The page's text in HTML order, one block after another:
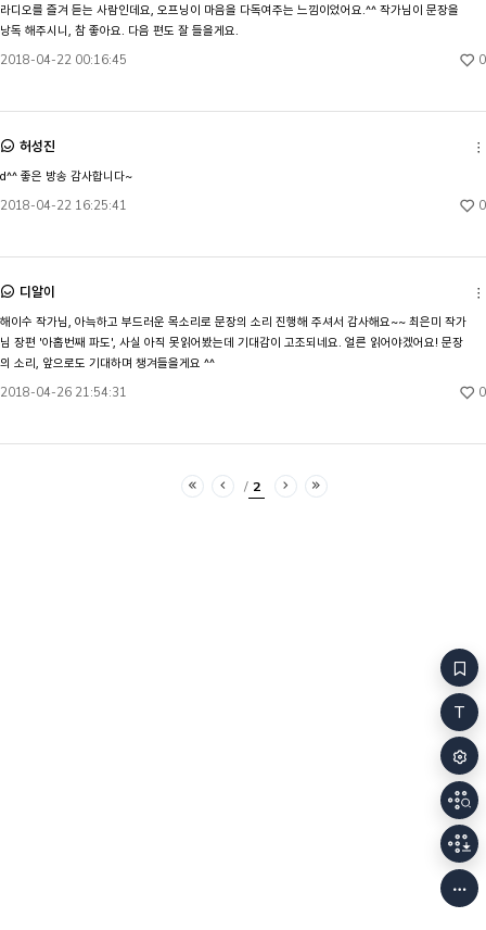
라디오를 즐겨 듣는 사람인데요, 오프닝이 마음을 다독여주는 느낌이었어요.^^ 작가님이 문장을
낭독 해주시니, 참 좋아요. 다음 편도 잘 들을게요.
2018-04-22 00:16:45 0
허성진
d^^ 좋은 방송 감사합니다~
2018-04-22 16:25:41 0
디알이
해이수 작가님, 아늑하고 부드러운 목소리로 문장의 소리 진행해 주셔서 감사해요~~ 최은미 작가
님 장편 '아홉번째 파도', 사실 아직 못읽어봤는데 기대감이 고조되네요. 얼른 읽어야겠어요! 문장
의 소리, 앞으로도 기대하며 챙겨들을게요 ^^
2018-04-26 21:54:31 0
처음 이전2 다음마지막